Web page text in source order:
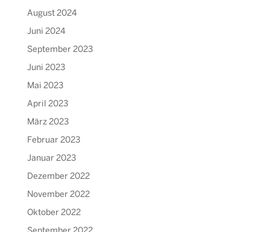
August 2024
Juni 2024
September 2023
Juni 2023
Mai 2023
April 2023
März 2023
Februar 2023
Januar 2023
Dezember 2022
November 2022
Oktober 2022